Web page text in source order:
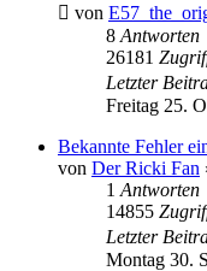
von
8 Antworten
26181
Letzter
Freitag 25.
Bekannte Fehler
von Der Ricki Fan
1 Antworten
14855
Letzter
Montag 30.